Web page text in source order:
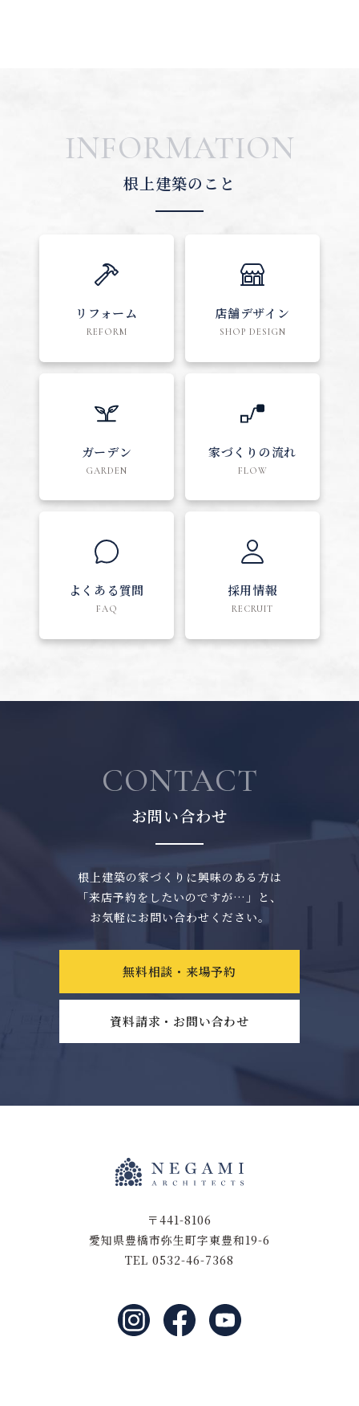
INFORMATION
根上建築のこと
リフォーム
REFORM
店舗デザイン
SHOP DESIGN
ガーデン
GARDEN
家づくりの流れ
FLOW
よくある質問
FAQ
採用情報
RECRUIT
CONTACT
お問い合わせ
根上建築の家づくりに興味のある方は
「来店予約をしたいのですが…」と、
お気軽にお問い合わせください。
無料相談・来場予約
資料請求・お問い合わせ
〒441-8106
愛知県豊橋市弥生町字東豊和19-6
TEL 0532-46-7368